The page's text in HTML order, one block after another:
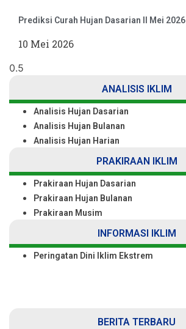
Prediksi Curah Hujan Dasarian II Mei 2026
10 Mei 2026
ANALISIS IKLIM
Analisis Hujan Dasarian
Analisis Hujan Bulanan
Analisis Hujan Harian
PRAKIRAAN IKLIM
Prakiraan Hujan Dasarian
Prakiraan Hujan Bulanan
Prakiraan Musim
INFORMASI IKLIM
Peringatan Dini Iklim Ekstrem
BERITA TERBARU